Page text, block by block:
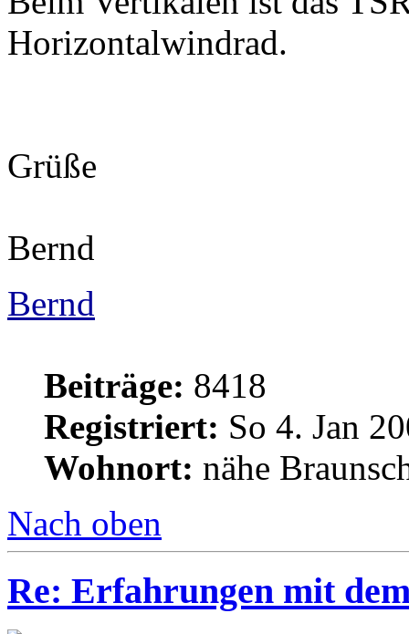
Horizontalwindrad.
Grüße
Bernd
Bernd
Beiträge: 8418
Registriert: So 4. Jan
Wohnort: nähe
Nach oben
Re: Erfahrungen mit